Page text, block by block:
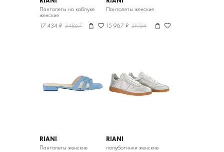
Пантолеты на каблуке
женские
17 434 ₽ 34867
Пантолеты женские
15 967 ₽ 31934
RIANI
Пантолеты женские
RIANI
полуботинки женские